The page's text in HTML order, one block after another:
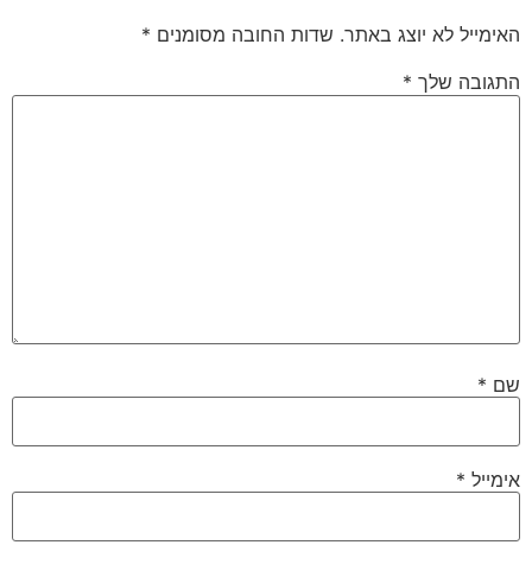
האימייל לא יוצג באתר. שדות החובה מסומנים *
התגובה שלך *
שם *
אימייל *